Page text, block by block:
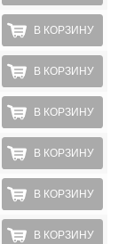
В КОРЗИНУ
В КОРЗИНУ
В КОРЗИНУ
В КОРЗИНУ
В КОРЗИНУ
В КОРЗИНУ